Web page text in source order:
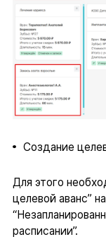
Создание
Для этого
целевой аванс”
расписании”.